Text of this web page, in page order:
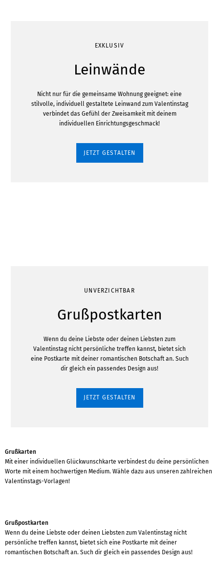
EXKLUSIV
Leinwände
Nicht nur für die gemeinsame Wohnung geeignet: eine
stilvolle, individuell gestaltete Leinwand zum Valentinstag
verbindet das Gefühl der Zweisamkeit mit deinem
individuellen Einrichtungsgeschmack!
JETZT GESTALTEN
UNVERZICHTBAR
Grußpostkarten
Wenn du deine Liebste oder deinen Liebsten zum
Valentinstag nicht persönliche treffen kannst, bietet sich
eine Postkarte mit deiner romantischen Botschaft an. Such
dir gleich ein passendes Design aus!
JETZT GESTALTEN
Grußkarten
Mit einer individuellen Glückwunschkarte verbindest du deine persönlichen
Worte mit einem hochwertigen Medium. Wähle dazu aus unseren zahlreichen
Valentinstags-Vorlagen!
Grußpostkarten
Wenn du deine Liebste oder deinen Liebsten zum Valentinstag nicht
persönliche treffen kannst, bietet sich eine Postkarte mit deiner
romantischen Botschaft an. Such dir gleich ein passendes Design aus!